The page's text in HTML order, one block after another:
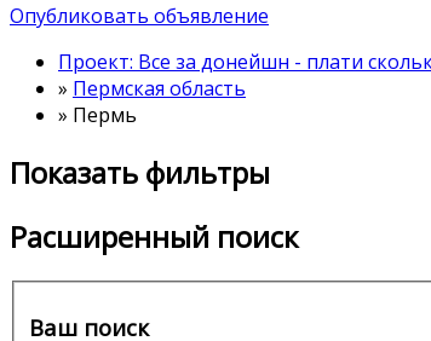
Опубликовать объявление
Проект: Все за донейшн - плати
» Пермская область
» Пермь
Показать фильтры
Расширенный поиск
Ваш поиск